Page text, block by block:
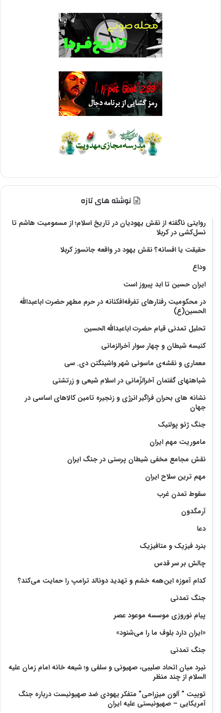
نوشته های تازه
روایتی ناگفته از نقش یهودیان در تاریخ اسلام؛ از مسمومیت هاشم تا
نسل‌کشی در کربلا
حقیقت یا افسانه؟‌ نقش یهود در واقعه جانسوز کربلا
وداع
ایران حسین تا ابد پیروز است
در محکومیت رفتارهای تفرقه‌افکنانه در حرم مطهر حضرت اباعبدالله
الحسین(ع)
تحلیل تمدنی قیام حضرت اباعبدالله الحسین
کنیسه شیطان و چهار سوار آخرالزمانی
معماری و نقشه‌ی ماسونی شهر واشينگتن دی. سی
شباهتهای گفتمان آخر‌الزّمانی در اسلام شیعی و زرتشتی
نشانه های بحران فراگیر انرژی و زنجیره تامین کالاهای اساسی در
جهان
جنگ ژئو پولتیک
ماموریت مهم ایران
نقش مجامع مخفی شیطان پرستی در جنگ ایران
مهم ترین سلاح ایران
سقوط تمدن غرب
آرمگدون
دعا
بنرد فیزیک و متافیزیک
چالش بر سر قدس
کدام آموزه این‌همه خشم و تهدید دونالد ترامپ را حمایت می‌کند؟
جنگ تمدنی
پیام نوروزی موسسه موعود عصر
«ایران دارد بلوف ما را می‌شنود»
جنگ تمدنی
نبرد میان اتحاد صلیبی، صهیونی و سلفی و؛ شیعه خانه امام زمان علیه
السلام از چند منظر
توییت ” آلون میزراحی” متفکر یهودی ضد صهیونیست درباره جنگ
آمریکایی – صهیونیستی علیه ایران